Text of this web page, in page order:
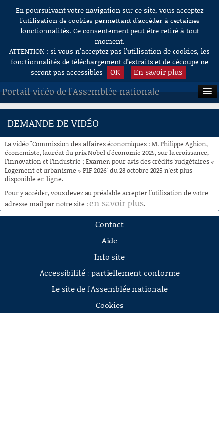
Aller au contenu
En poursuivant votre navigation sur ce site, vous acceptez
l’utilisation de cookies permettant d'accéder à certaines
fonctionnalités. Ce consentement peut être retiré à tout
moment.
ATTENTION : si vous n’acceptez pas l’utilisation de cookies, les
fonctionnalités de téléchargement d’extraits et de découpe ne
seront pas accessibles
OK En savoir plus
Portail vidéo de l'Assemblée nationale
ACCUEIL
À LA DEMANDE
RECHERCHE
AIDE À LA DÉCOUPE
DE VIDÉOS
DEMANDE DE VIDÉO
La vidéo "Commission des affaires économiques : M. Philippe Aghion,
économiste, lauréat du prix Nobel d’économie 2025, sur la croissance,
l’innovation et l’industrie ; Examen pour avis des crédits budgétaires «
Logement et urbanisme » PLF 2026" du 28 octobre 2025 n'est plus
disponible en ligne.
Pour y accéder, vous devez au préalable accepter l'utilisation de votre
adresse mail par notre site : en savoir plus.
Contact
Aide
Info site
Accessibilité : partiellement conforme
Le site de l'Assemblée nationale
Cookies